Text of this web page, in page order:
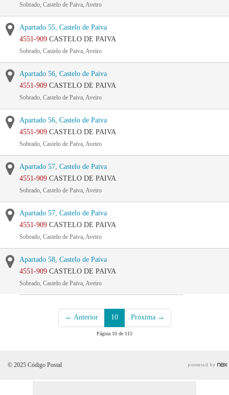
Sobrado, Castelo de Paiva, Aveiro
Apartado 55, Castelo de Paiva
4551-909 CASTELO DE PAIVA
Sobrado, Castelo de Paiva, Aveiro
Apartado 56, Castelo de Paiva
4551-909 CASTELO DE PAIVA
Sobrado, Castelo de Paiva, Aveiro
Apartado 56, Castelo de Paiva
4551-909 CASTELO DE PAIVA
Sobrado, Castelo de Paiva, Aveiro
Apartado 57, Castelo de Paiva
4551-909 CASTELO DE PAIVA
Sobrado, Castelo de Paiva, Aveiro
Apartado 57, Castelo de Paiva
4551-909 CASTELO DE PAIVA
Sobrado, Castelo de Paiva, Aveiro
Apartado 58, Castelo de Paiva
4551-909 CASTELO DE PAIVA
Sobrado, Castelo de Paiva, Aveiro
← Anterior 10 Próxima →
Página 10 de 115
© 2025 Código Postal